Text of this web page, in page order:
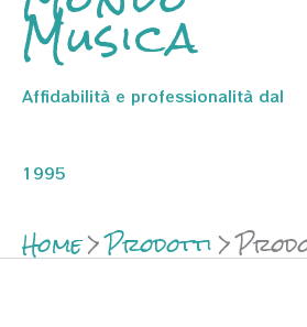
Musica
Affidabilità e professionalità dal
1995
Home Prodotti